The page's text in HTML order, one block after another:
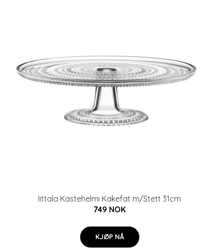
Iittala Kastehelmi Kakefat m/Stett 31cm
749 NOK
KJØP NÅ